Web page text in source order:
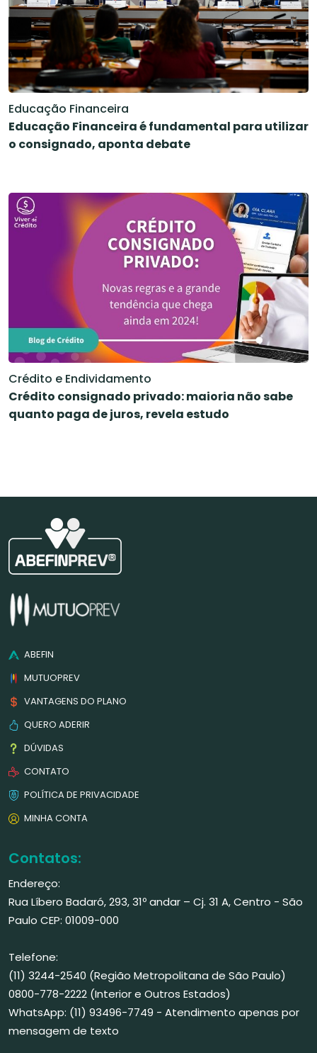
Educação Financeira
Educação Financeira é fundamental para utilizar
o consignado, aponta debate
Crédito e Endividamento
Crédito consignado privado: maioria não sabe
quanto paga de juros, revela estudo
ABEFIN
MUTUOPREV
VANTAGENS DO PLANO
QUERO ADERIR
DÚVIDAS
CONTATO
POLÍTICA DE PRIVACIDADE
MINHA CONTA
Contatos:
Endereço:
Rua Líbero Badaró, 293, 31º andar – Cj. 31 A, Centro - São
Paulo CEP: 01009-000
Telefone:
(11) 3244-2540 (Região Metropolitana de São Paulo)
0800-778-2222 (Interior e Outros Estados)
WhatsApp: (11) 93496-7749 - Atendimento apenas por
mensagem de texto